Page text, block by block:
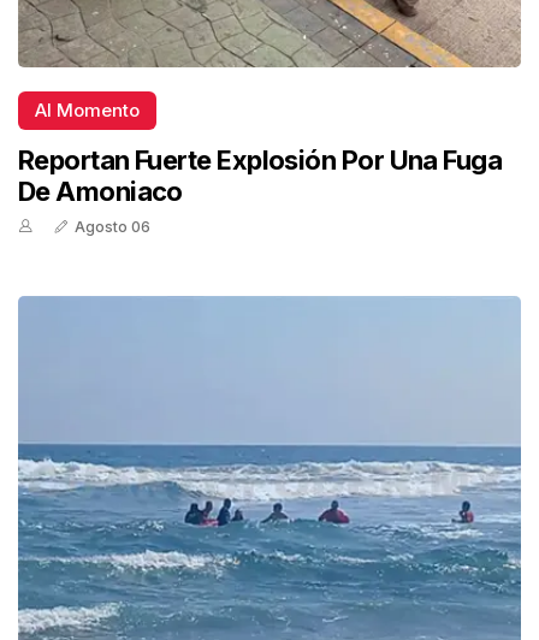
Al Momento
Reportan Fuerte Explosión Por Una Fuga
De Amoniaco
Agosto 06